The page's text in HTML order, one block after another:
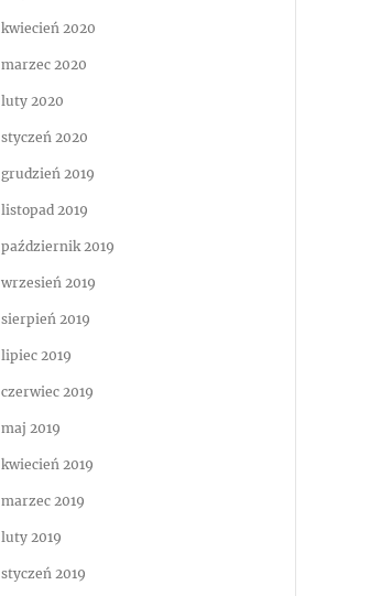
kwiecień 2020
marzec 2020
luty 2020
styczeń 2020
grudzień 2019
listopad 2019
październik 2019
wrzesień 2019
sierpień 2019
lipiec 2019
czerwiec 2019
maj 2019
kwiecień 2019
marzec 2019
luty 2019
styczeń 2019